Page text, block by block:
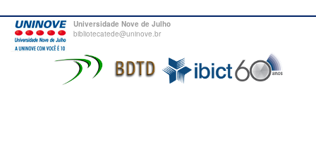
Universidade Nove de Julho
bibliotecatede@uninove.br